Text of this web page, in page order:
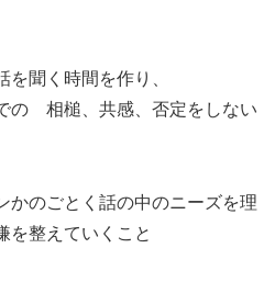
聞く時間を作り、
の 相槌、共感、否定をしない
かのごとく話の中のニーズを理
を整えていくこと